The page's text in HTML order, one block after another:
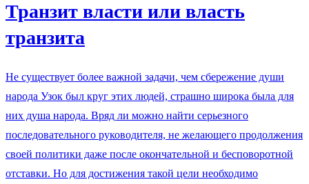
Транзит власти или власть
транзита
Не существует более важной задачи, чем сбережение души
народа Узок был круг этих людей, страшно широка была для
них душа народа. Вряд ли можно найти серьезного
последовательного руководителя, не желающего продолжения
своей политики даже после окончательной и бесповоротной
отставки. Но для достижения такой цели необходимо